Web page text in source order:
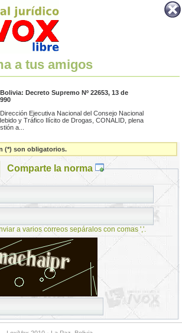
a tus amigos
Decreto Supremo Nº 22653, 13 de
Ejecutiva Nacional del Consejo Nacional
y Tráfico Ilícito de Drogas, CONALID, plena
a...
(*) son obligatorios.
Comparte la norma
a varios correos sepáralos con comas ','.